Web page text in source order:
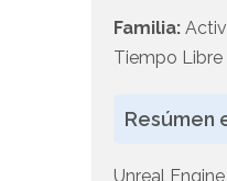
Familia:
Tiempo Libre
Resúmen
Unreal